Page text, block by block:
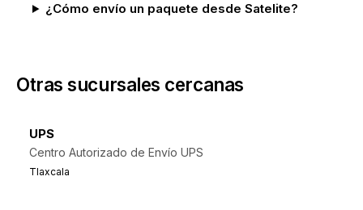
¿Cómo envío un paquete desde Satelite?
Otras sucursales cercanas
UPS
Centro Autorizado de Envío UPS
Tlaxcala